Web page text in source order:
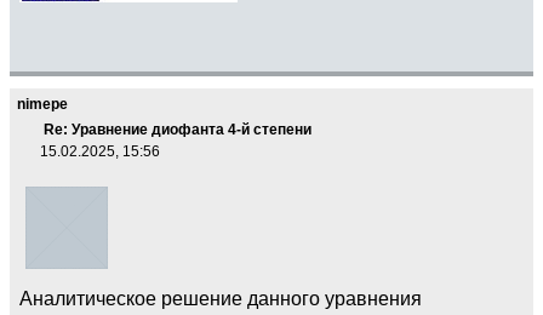
nimepe
Re: Уравнение диофанта 4-й степени
15.02.2025, 15:56
Аналитическое решение данного уравнения